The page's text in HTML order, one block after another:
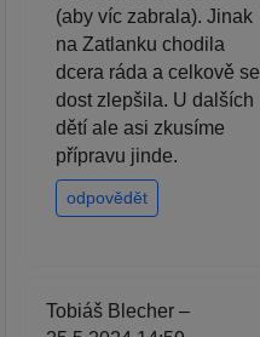
(aby víc zabrala). Jinak
na Zatlanku chodila
dcera ráda a celkově se
dost zlepšila. U dalších
dětí ale asi zkusíme
přípravu jinde.
odpovědět
Tobiáš Blecher –